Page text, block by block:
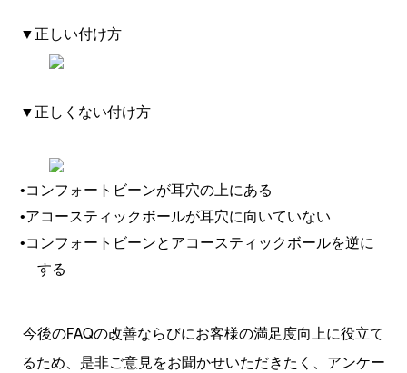
▼正しい付け方
▼正しくない付け方
•コンフォートビーンが耳穴の上にある
•アコースティックボールが耳穴に向いていない
•コンフォートビーンとアコースティックボールを逆に
する
今後のFAQの改善ならびにお客様の満足度向上に役立て
るため、是非ご意見をお聞かせいただきたく、アンケー